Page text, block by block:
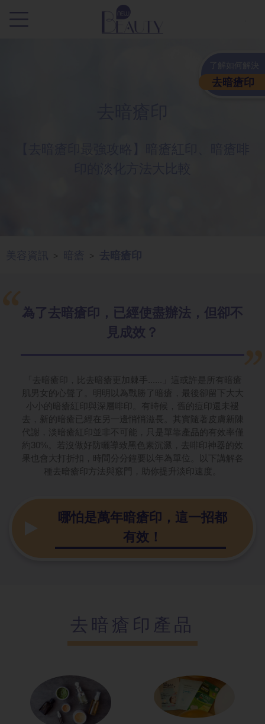
去暗瘡印
> >
為了去暗瘡印，已經使盡辦法，但卻不
見成效？
「去暗瘡印，比去暗瘡更加棘手......」這或許是所有暗瘡
肌男女的心聲了。明明以為戰勝了暗瘡，最後卻留下大大
小小的暗瘡紅印與深層啡印。有時候，舊的痘印還未褪
去，新的暗瘡已經在另一邊悄悄滋長。其實隨著皮膚新陳
代謝，淡暗瘡紅印並非不可能，只是單靠產品的有效率僅
約30%。若沒做好防曬導致黑色素沉澱，去啡印神器的效
果也會大打折扣，時間分分鐘要以年為單位。以下講解各
種去暗瘡印方法與竅門，助你提升淡印速度。
哪怕是萬年暗瘡印，這一招都
有效！
去暗瘡印產品